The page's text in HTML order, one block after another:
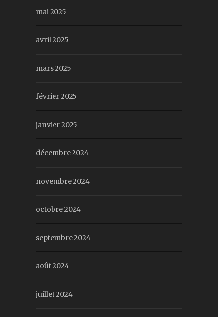
mai 2025
avril 2025
mars 2025
février 2025
janvier 2025
décembre 2024
novembre 2024
octobre 2024
septembre 2024
août 2024
juillet 2024